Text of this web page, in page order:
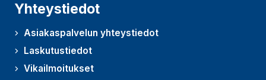
Yhteystiedot
Asiakaspalvelun yhteystiedot
Laskutustiedot
Vikailmoitukset